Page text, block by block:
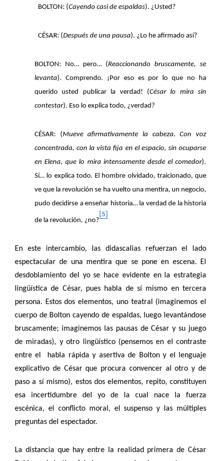
BOLTON: (Cayendo casi de espaldas). ¿Usted?
CÉSAR: (Después de una pausa). ¿Lo he afirmado así?
BOLTON: No… pero… (Reaccionando bruscamente, se
levanta). Comprendo. ¡Por eso es por lo que no ha
querido usted publicar la verdad! (César lo mira sin
contestar). Eso lo explica todo, ¿verdad?
CÉSAR: (Mueve afirmativamente la cabeza. Con voz
concentrada, con la vista fija en el espacio, sin ocuparse
en Elena, que lo mira intensamente desde el comedor).
Sí… lo explica todo. El hombre olvidado, traicionado, que
ve que la revolución se ha vuelto una mentira, un negocio,
pudo decidirse a enseñar historia… la verdad de la historia
de la revolución, ¿no?
[5]
En este intercambio, las didascalias refuerzan el lado
espectacular de una mentira que se pone en escena. El
desdoblamiento del yo se hace evidente en la estrategia
lingüística de César, pues habla de sí mismo en tercera
persona. Estos dos elementos, uno teatral (imaginemos el
cuerpo de Bolton cayendo de espaldas, luego levantándose
bruscamente; imaginemos las pausas de César y su juego
de miradas), y otro lingüístico (pensemos en el contraste
entre el habla rápida y asertiva de Bolton y el lenguaje
explicativo de César que procura convencer al otro y de
paso a sí mismo), estos dos elementos, repito, constituyen
esa incertidumbre del yo de la cual nace la fuerza
escénica, el conflicto moral, el suspenso y las múltiples
preguntas del espectador.
La distancia que hay entre la realidad primera de César